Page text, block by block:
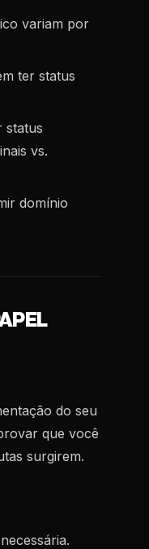
variam por
ter status
status
vs.
domínio
do seu
que você
surgirem.